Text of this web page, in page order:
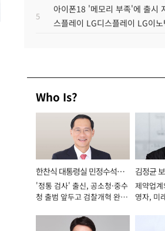
5
아이폰18 '메모리 부족'에 출시
스플레이 LG디스플레이 LG이
Who Is?
한찬식 대통령실 민정수석비
서관
'정통 검사' 출신, 공소청·중수
청 출범 앞두고 검찰개혁 완수
김정균
표이사
제약업
영자, 미